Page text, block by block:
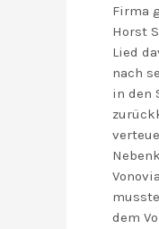
Firma
Horst
Lied
nach
in den
dem